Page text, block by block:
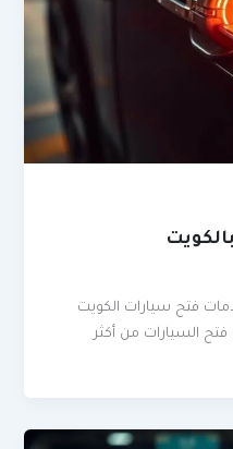
فتح سيارات الكويت
السيارات من أكثر